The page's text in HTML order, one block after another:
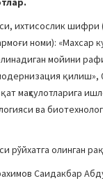
ихтисослик шифри
номи): «Махсар
мойини
қилиш»,
маҳсулотларига
ва
рўйхатга олинган
Саидакбар